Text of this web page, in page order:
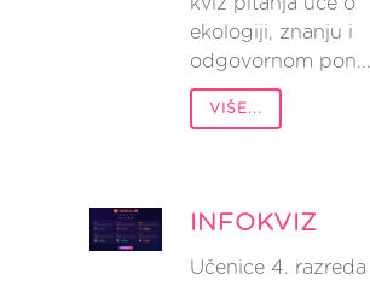
ekologiji, znanju i
odgovornom pon...
VIŠE...
INFOKVIZ
Učenice 4. razreda